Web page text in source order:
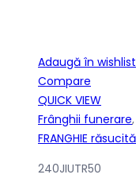
Adaugă în wishlist
Compare
QUICK VIEW
Frânghii funerare,
FRANGHIE
240JIUTR50